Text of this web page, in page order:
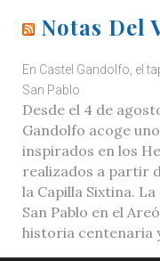
Notas Del
En Castel Gandolfo, el
San Pablo
Desde el 4 de
Gandolfo acoge
inspirados en los
realizados a partir
la Capilla Sixtina.
San Pablo en el
historia centenaria